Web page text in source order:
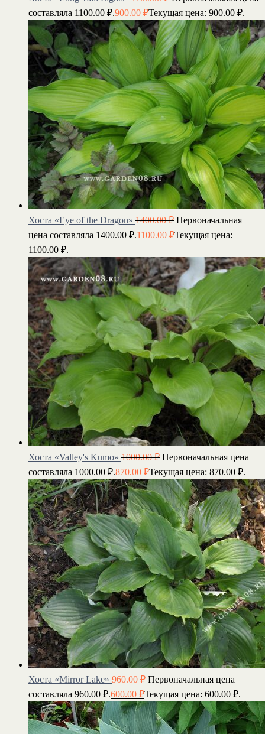
составляла 1100.00 ₽.900.00 ₽Текущая цена: 900.00 ₽.
Хоста «Eye of the Dragon» 1400.00₽ Первоначальная
цена составляла 1400.00 ₽.1100.00 ₽Текущая цена:
1100.00 ₽.
Хоста «Valley's Kumo» 1000.00₽ Первоначальная цена
составляла 1000.00 ₽.870.00 ₽Текущая цена: 870.00 ₽.
Хоста «Mirror Lake» 960.00₽ Первоначальная цена
составляла 960.00 ₽.600.00 ₽Текущая цена: 600.00 ₽.